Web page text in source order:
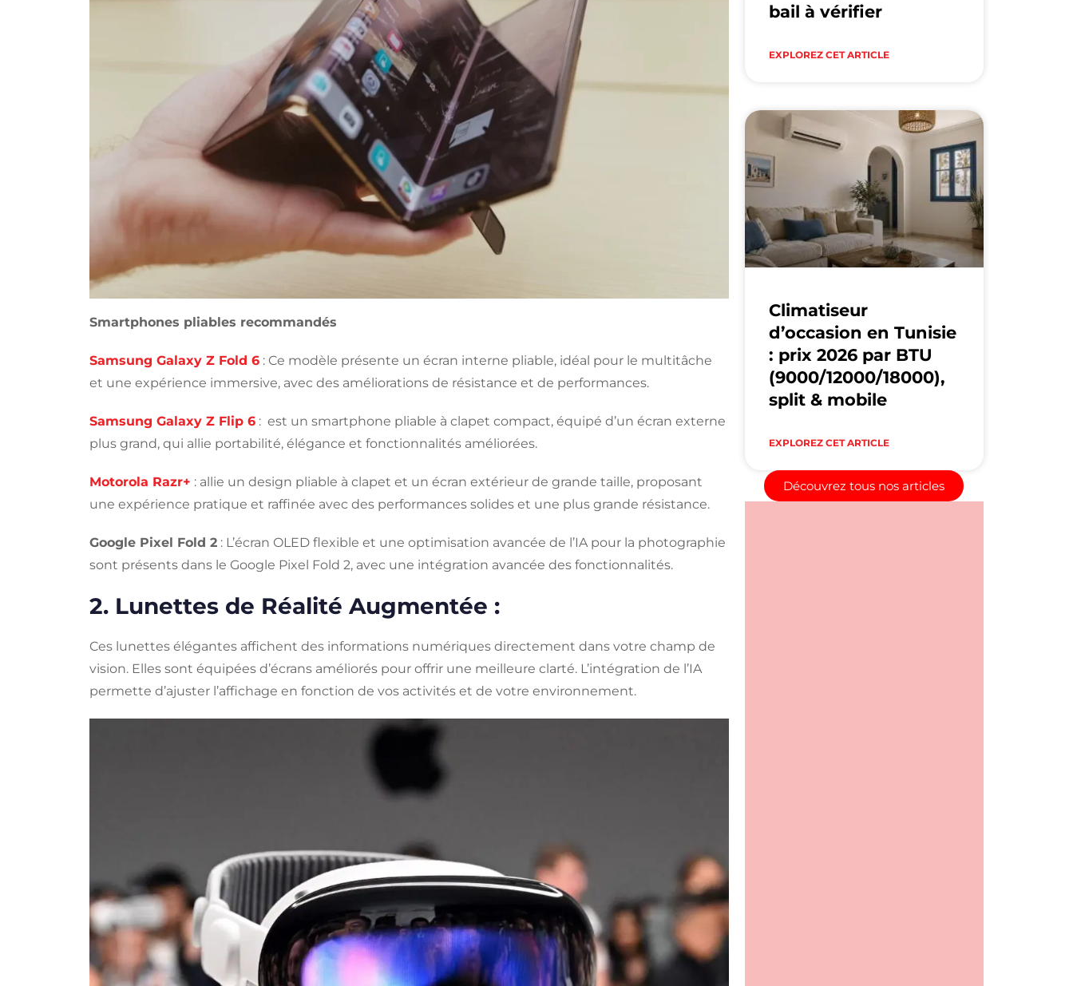
Smartphones pliables recommandés
Samsung Galaxy Z Fold 6 : Ce modèle présente un écran interne pliable, idéal pour le multitâche
et une expérience immersive, avec des améliorations de résistance et de performances.
Samsung Galaxy Z Flip 6 : est un smartphone pliable à clapet compact, équipé d’un écran externe
plus grand, qui allie portabilité, élégance et fonctionnalités améliorées.
Motorola Razr+ : allie un design pliable à clapet et un écran extérieur de grande taille, proposant
une expérience pratique et raffinée avec des performances solides et une plus grande résistance.
Google Pixel Fold 2 : L’écran OLED flexible et une optimisation avancée de l’IA pour la photographie
sont présents dans le Google Pixel Fold 2, avec une intégration avancée des fonctionnalités.
2. Lunettes de Réalité Augmentée :
Ces lunettes élégantes affichent des informations numériques directement dans votre champ de
vision. Elles sont équipées d’écrans améliorés pour offrir une meilleure clarté. L’intégration de l’IA
permette d’ajuster l’affichage en fonction de vos activités et de votre environnement.
bail à vérifier
EXPLOREZ CET ARTICLE
Climatiseur
d’occasion en Tunisie
: prix 2026 par BTU
(9000/12000/18000),
split & mobile
EXPLOREZ CET ARTICLE
Découvrez tous nos articles